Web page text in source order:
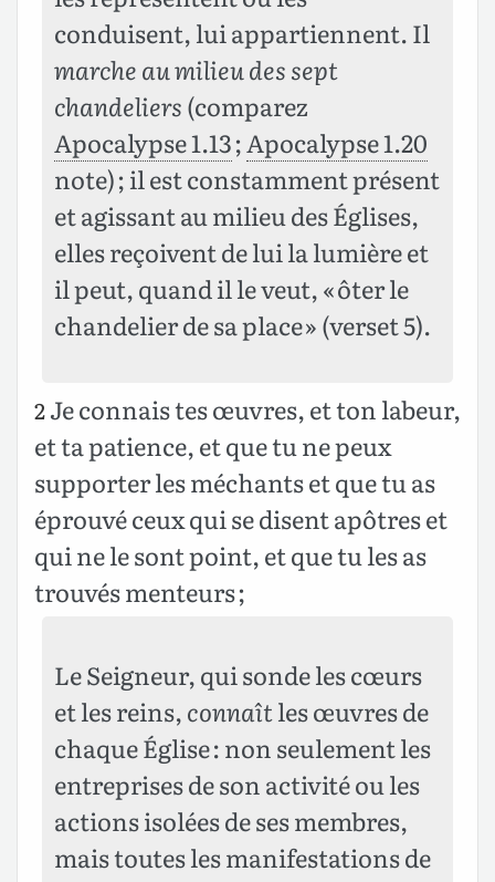
conduisent, lui appartiennent. Il
marche au milieu des sept
chandeliers(comparez
Apocalypse 1.13;Apocalypse 1.20
note) ; il est constamment présent
et agissant au milieu des Églises,
elles reçoivent de lui la lumière et
il peut, quand il le veut, « ôter le
chandelier de sa place » (verset 5).
2Je connais tes œuvres, et ton labeur,
et ta patience, et que tu ne peux
supporter les méchants et que tu as
éprouvé ceux qui se disent apôtres et
qui ne le sont point, et que tu les as
trouvés menteurs ;
Le Seigneur, qui sonde les cœurs
et les reins,connaîtles œuvres de
chaque Église : non seulement les
entreprises de son activité ou les
actions isolées de ses membres,
mais toutes les manifestations de